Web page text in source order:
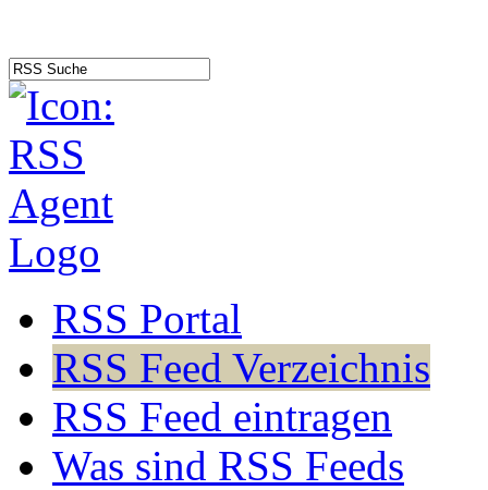
RSS Portal
RSS Feed Verzeichnis
RSS Feed eintragen
Was sind RSS Feeds